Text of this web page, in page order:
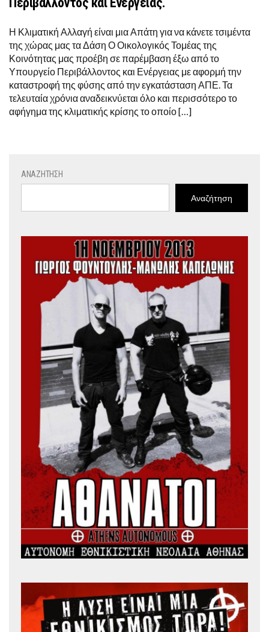
Η Κλιματική Αλλαγή είναι μια Απάτη για να κάνετε τσιμέντα
της χώρας μας τα Δάση Ο Οικολογικός Τομέας της
Κοινότητας μας προέβη σε παρέμβαση έξω από το
Υπουργείο Περιβάλλοντος και Ενέργειας με αφορμή την
καταστροφή της φύσης από την εγκατάσταση ΑΠΕ. Τα
τελευταία χρόνια αναδεικνύεται όλο και περισσότερο το
αφήγημα της κλιματικής κρίσης το οποίο […]
ΑΝΑΖΉΤΗΣΗ
Αναζήτηση